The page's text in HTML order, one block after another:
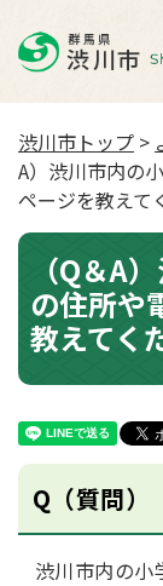
渋川市トップ >
A）渋川市内の
ページを教えて
（Q＆A
の住所や
教えてく
Q（質問）
渋川市内の小